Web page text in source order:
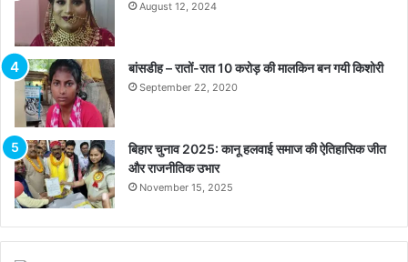
August 12, 2024
बांसडीह – रातों-रात 10 करोड़ की मालकिन बन गयी किशोरी
September 22, 2020
बिहार चुनाव 2025: कानू हलवाई समाज की ऐतिहासिक जीत
और राजनीतिक उभार
November 15, 2025